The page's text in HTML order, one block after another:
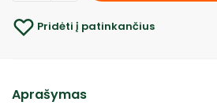
Pridėti į patinkančius
Aprašymas